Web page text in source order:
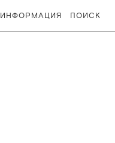
ИНФОРМАЦИЯ ПОИСК